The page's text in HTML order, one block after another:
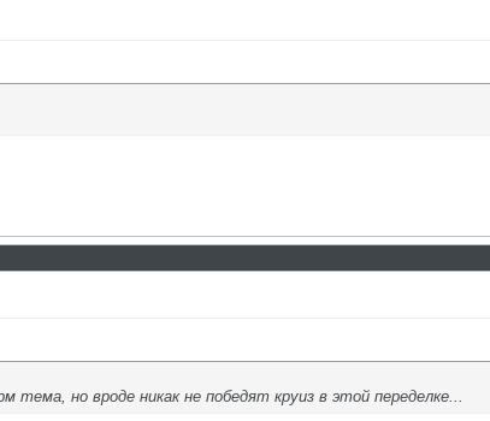
тема, но вроде никак не победят круиз в этой переделке...